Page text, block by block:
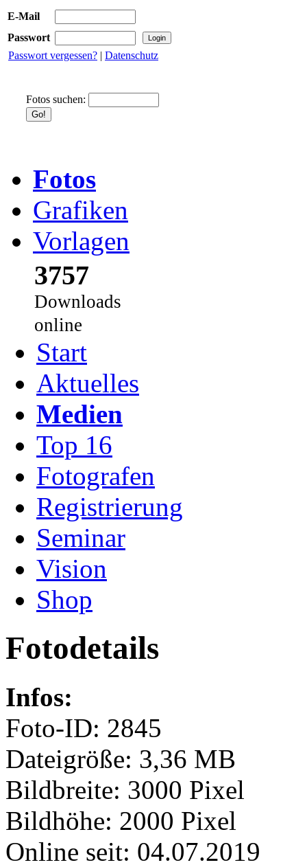
E-Mail
Passwort
Passwort vergessen? | Datenschutz
Fotos suchen:
Fotos
Grafiken
Vorlagen
3757
Downloads
online
Start
Aktuelles
Medien
Top 16
Fotografen
Registrierung
Seminar
Vision
Shop
Fotodetails
Infos:
Foto-ID: 2845
Dateigröße: 3,36 MB
Bildbreite: 3000 Pixel
Bildhöhe: 2000 Pixel
Online seit: 04.07.2019